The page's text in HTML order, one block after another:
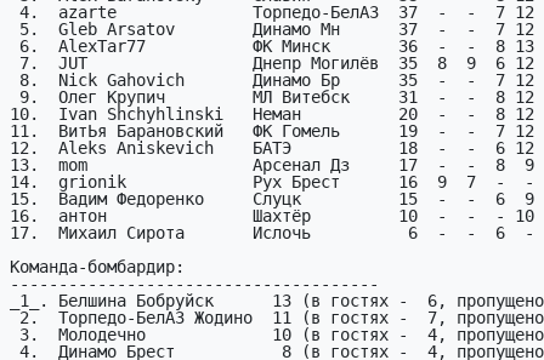
10.  Ivan Shchyhlinski   Неман          20  -  -  8
11.  ВитЬя Барановский   ФК Гомель      19  -  -  7
12.  Aleks Aniskevich    БАТЭ           18  -  -  6
13.  mom                 Арсенал Дз     17  -  -  8
14.  grionik             Рух Брест      16  9  7  -
15.  Вадим Федоренко     Слуцк          15  -  -  6
16.  антон               Шахтёр         10  -  -  -
17.  Михаил Сирота       Ислочь          6  -  -  6
Команда-бомбардир:
--------------------------------------
_1_. Белшина Бобруйск      13 (в гостях -  6,